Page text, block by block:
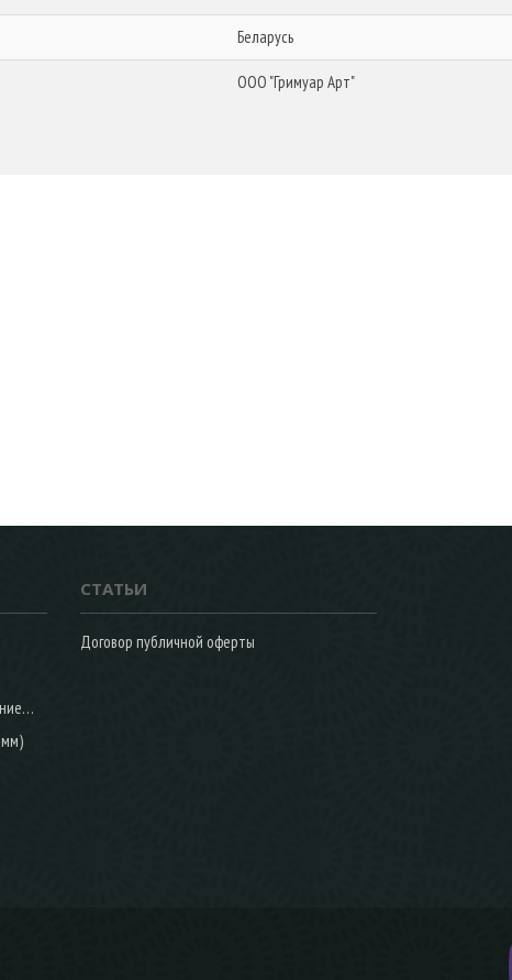
Беларусь
ООО "Гримуар Арт"
Сменные блоки А5 на 6 колец и наполнение ежедневников по тематике и профессиям
СТАТЬИ
Договор публичной оферты